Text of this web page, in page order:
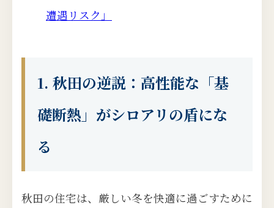
遭遇リスク」
1. 秋田の逆説：高性能な「基
礎断熱」がシロアリの盾にな
る
秋田の住宅は、厳しい冬を快適に過ごすために